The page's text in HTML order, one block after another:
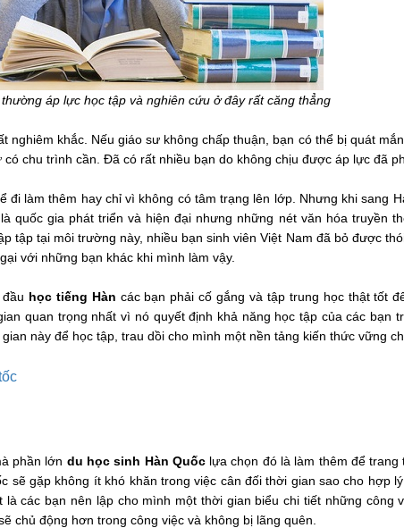
áp lực học tập và nghiên cứu ở đây rất căng thẳng
khắc. Nếu giáo sư không chấp thuận, bạn có thể bị quát
chu trình cần. Đã có rất nhiều bạn do không chịu được áp lực đã
đi làm thêm hay chỉ vì không có tâm trạng lên lớp. Nhưng khi sang
quốc gia phát triển và hiện đại nhưng những nét văn hóa truyền
tập tại môi trường này, nhiều bạn sinh viên Việt Nam đã bỏ được
với những bạn khác khi mình làm vậy.
học tiếng Hàn các bạn phải cố gắng và tập trung học thật tốt
quan trọng nhất vì nó quyết định khả năng học tập của các bạn
này để học tập, trau dồi cho mình một nền tảng kiến thức vững
phần lớn du học sinh Hàn Quốclựa chọn đó là làm thêm để trang
sẽ gặp không ít khó khăn trong việc cân đối thời gian sao cho hợp
các bạn nên lập cho mình một thời gian biểu chi tiết những công
chủ động hơn trong công việc và không bị lãng quên.